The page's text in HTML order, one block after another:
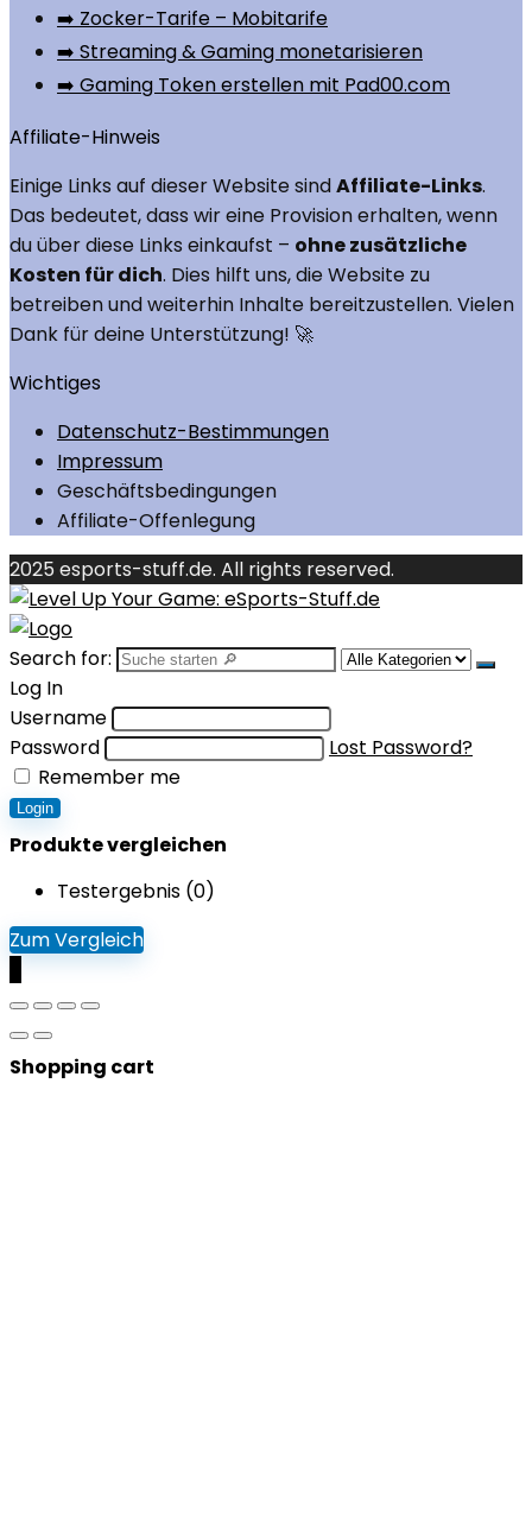
➡️ Zocker-Tarife – Mobitarife
➡️ Streaming & Gaming monetarisieren
➡️ Gaming Token erstellen mit Pad00.com
Affiliate-Hinweis
Einige Links auf dieser Website sindAffiliate-Links.
Das bedeutet, dass wir eine Provision erhalten, wenn
du über diese Links einkaufst – ohne zusätzliche
Kosten für dich. Dies hilft uns, die Website zu
betreiben und weiterhin Inhalte bereitzustellen. Vielen
Dank für deine Unterstützung! 🚀
Wichtiges
Datenschutz-Bestimmungen
Impressum
Geschäftsbedingungen
Affiliate-Offenlegung
2025 esports-stuff.de. All rights reserved.
Search for:
Log In
Username
Password
Lost Password?
Remember me
Login
Produkte vergleichen
Testergebnis (0)
Zum Vergleich
Shopping cart